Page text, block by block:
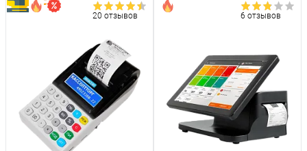
20 отзывов 6 отзывов